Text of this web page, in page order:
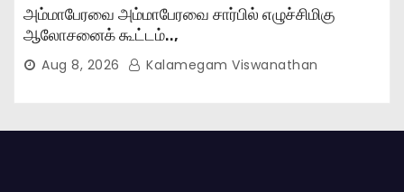
அம்மாபேரவை அம்மாபேரவை சார்பில் எழுச்சிமிகு
ஆலோசனைக் கூட்டம்..,
Aug 8, 2026 Kalamegam Viswanathan